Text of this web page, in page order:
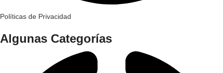
Políticas de Privacidad
Algunas Categorías